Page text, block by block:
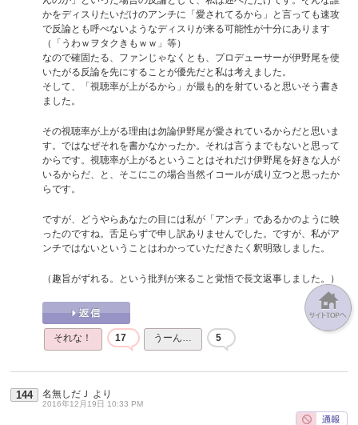
かをディスりたいだけのアンチに「愛されてるから」と言っても速攻
で反論とも呼べないようなディスりが来る可能性が十分にあります
（「うわｗヲタクきもｗｗ」等）
なので確固たる、ファンじゃなくとも、プロデューサーが伊野尾を使
いたがる反論を先にすることが優先だと私は考えました。
そして、「視聴率が上がるから」が最も的を射ていると思いそう書き
ました。
その視聴率が上がる理由は勿論伊野尾が愛されているからだと思いま
す。ではなぜそれを書かなかったか。それは言うまでもないと思って
からです。視聴率が上がるということはそれだけ伊野尾を好きな人が
いるからだ、と、そこにこの場合当然イコールが成り立つと思ったか
らです。
ですが、どうやらあなたの目には私が「アンチ」であるかのように映
ったのですね。舌足らずで申し訳ありませんでした。ですが、私がア
ンチではないということはわかっていただきたく釈明致しました。
（趣旨がずれる。という批判が来ること覚悟で長文返事しました。）
それな！ 17 うーん… 5
144 名無しだＪ より
2016年12月19日 10:33 PM